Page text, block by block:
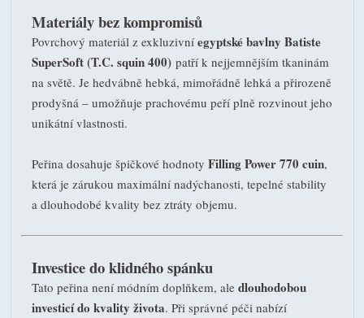
Materiály bez kompromisů
Povrchový materiál z exkluzivní egyptské bavlny Batiste
SuperSoft (T.C. squin 400)patří k nejjemnějším tkaninám
na světě. Je hedvábně hebká, mimořádně lehká a přirozeně
prodyšná – umožňuje prachovému peří plně rozvinout jeho
unikátní vlastnosti.
Peřina dosahuje špičkové hodnoty Filling Power 770 cuin,
která je zárukou maximální nadýchanosti, tepelné stability
a dlouhodobé kvality bez ztráty objemu.
Investice do klidného spánku
Tato peřina není módním doplňkem, ale dlouhodobou
investicí do kvality života. Při správné péči nabízí